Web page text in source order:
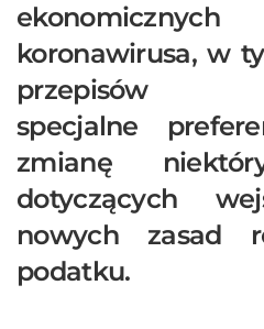
koronawirusa, w
przepisów
specjalne
zmianę
dotyczących
nowych zasad
podatku.